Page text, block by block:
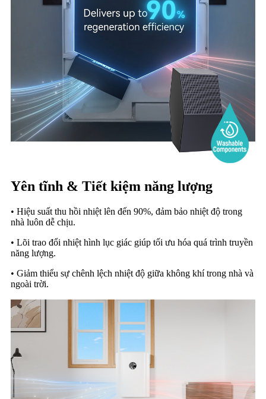
Yên tĩnh & Tiết kiệm năng lượng
• Hiệu suất thu hồi nhiệt lên đến 90%, đảm bảo nhiệt độ trong
nhà luôn dễ chịu.
• Lõi trao đổi nhiệt hình lục giác giúp tối ưu hóa quá trình truyền
năng lượng.
• Giảm thiểu sự chênh lệch nhiệt độ giữa không khí trong nhà và
ngoài trời.